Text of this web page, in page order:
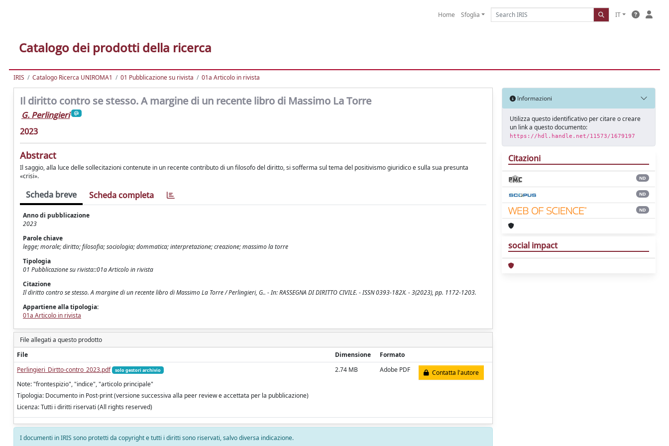
Home Sfoglia IT
Catalogo dei prodotti della ricerca
IRIS Catalogo Ricerca UNIROMA1 01 Pubblicazione su rivista 01a Articolo in rivista
Il diritto contro se stesso. A margine di un recente libro di Massimo La Torre
G. Perlingieri
2023
Abstract
Il saggio, alla luce delle sollecitazioni contenute in un recente contributo di un filosofo del diritto, si sofferma sul tema del positivismo giuridico e sulla sua presunta
«crisi».
Scheda breve Scheda completa
Anno di pubblicazione
2023
Parole chiave
legge; morale; diritto; filosofia; sociologia; dommatica; interpretazione; creazione; massimo la torre
Tipologia
01 Pubblicazione su rivista::01a Articolo in rivista
Citazione
Il diritto contro se stesso. A margine di un recente libro di Massimo La Torre / Perlingieri, G.. - In: RASSEGNA DI DIRITTO CIVILE. - ISSN 0393-182X. - 3(2023), pp. 1172-1203.
Appartiene alla tipologia:
01a Articolo in rivista
File allegati a questo prodotto
File
Dimensione
Formato
Perlingieri_Dirtto-contro_2023.pdf
solo gestori archivio
Note: "frontespizio", "indice", "articolo principale"
Tipologia: Documento in Post-print (versione successiva alla peer review e accettata per la pubblicazione)
Licenza: Tutti i diritti riservati (All rights reserved)
2.74 MB Adobe PDF Contatta l'autore
I documenti in IRIS sono protetti da copyright e tutti i diritti sono riservati, salvo diversa indicazione.
Informazioni
Utilizza questo identificativo per citare o creare
un link a questo documento:
https://hdl.handle.net/11573/1679197
Citazioni
ND
ND
ND
social impact